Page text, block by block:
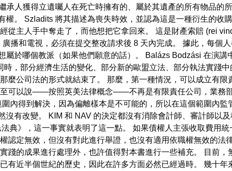
承人獲得立遺囑人在死亡時擁有的、屬於其遺產的所有物品的
。 Szladits 將其描述為喪失時效，並認為這是一種衍生的收
主人手中奪走了，而他想把它拿回來。 這是財產索賠 (rei
播和電視，必須在提交整改請求後 8 天內完成。 據此，每個
於哪個教派（如果他們願意的話）。 Balázs Bodzási 在演講
，部分經濟生活的變化、部分新的歐盟立法、部分執法實踐
麼公司法的形式就結束了。 那麼，第一種情況，可以成立有限
可以說——按照英美法律概念——不再是有限責任公司，業務
內得到解決，因為偏離樣本是不可能的，所以在這個範圍內監
有改變。 KIM 和 NAV 的決定都沒有消除會計師、審計師以
典》，這一事實就表明了這一點。 如果債權人主張收取費用
認定無效，但沒有對此進行舉證，也沒有適用依職權無效的法
踐的成果進行處理外，也許值得對本書進行一些補充。 目前，
有近半個世紀的歷史，因此在許多方面必然已經過時。 幾十年